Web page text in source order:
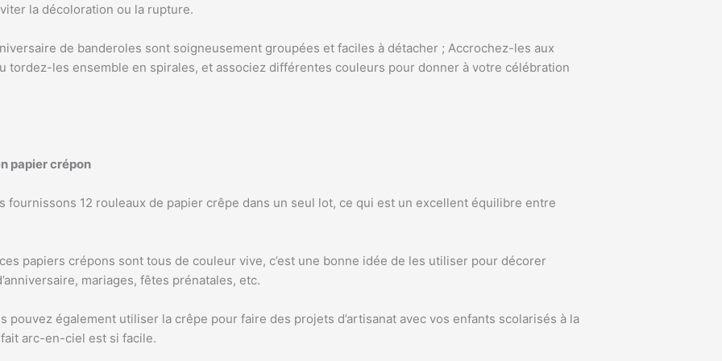
la décoloration ou la rupture.
de banderoles sont soigneusement groupées et faciles à détacher ; Accrochez-les aux
tordez-les ensemble en spirales, et associez différentes couleurs pour donner à votre célébration
papier crépon
fournissons 12 rouleaux de papier crêpe dans un seul lot, ce qui est un excellent équilibre entre
papiers crépons sont tous de couleur vive, c’est une bonne idée de les utiliser pour décorer
mariages, fêtes prénatales, etc.
pouvez également utiliser la crêpe pour faire des projets d’artisanat avec vos enfants scolarisés à la
arc-en-ciel est si facile.